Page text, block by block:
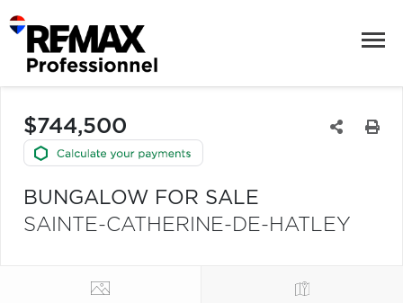
$744,500
BUNGALOW FOR SALE
SAINTE-CATHERINE-DE-HATLEY